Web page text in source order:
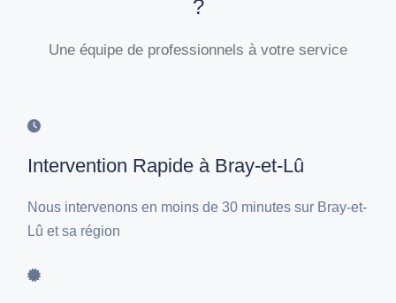
?
Une équipe de professionnels à votre service
Intervention Rapide à Bray-et-Lû
Nous intervenons en moins de 30 minutes sur Bray-et-
Lû et sa région